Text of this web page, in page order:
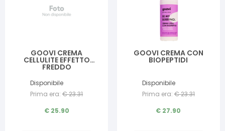
GOOVI CREMA
CELLULITE EFFETTO
FREDDO
Disponibile
Prima era: €23.31
€ 25.90
GOOVI CREMA CON
BIOPEPTIDI
Disponibile
Prima era: €23.31
€ 27.90